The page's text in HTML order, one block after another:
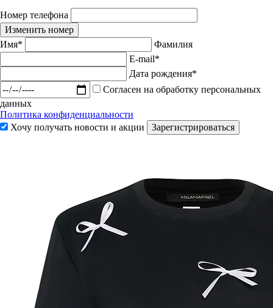
Номер телефона
Изменить номер
Имя*
Фамилия
E-mail*
Дата рождения*
Согласен на обработку персональных
данных
Политика конфиденциальности
Хочу получать новости и акции
Зарегистрироваться